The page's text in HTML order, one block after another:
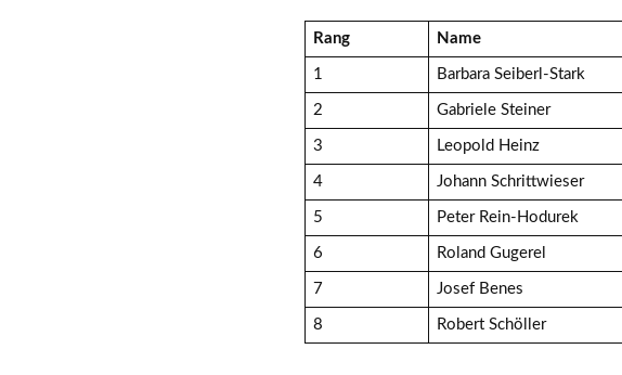
Rang Name
1 Barbara Seiberl-Stark
2 Gabriele Steiner
3 Leopold Heinz
4 Johann Schrittwieser
5 Peter Rein-Hodurek
6 Roland Gugerel
7 Josef Benes
8 Robert Schöller